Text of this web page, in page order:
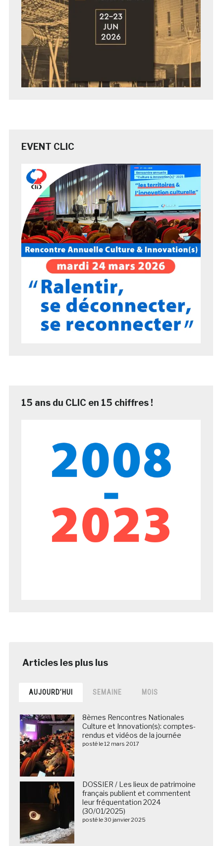
EVENT CLIC
15 ans du CLIC en 15 chiffres !
AUJOURD’HUI SEMAINE MOIS
8èmes Rencontres Nationales
Culture et Innovation(s): comptes-
rendus et vidéos de la journée
posté le 12 mars 2017
DOSSIER / Les lieux de patrimoine
français publient et commentent
leur fréquentation 2024
(30/01/2025)
posté le 30 janvier 2025